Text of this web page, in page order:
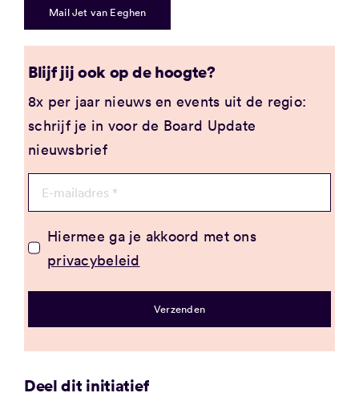
Mail Jet van Eeghen
Blijf jij ook op de hoogte?
8x per jaar nieuws en events uit de regio:
schrijf je in voor de Board Update
nieuwsbrief
Hiermee ga je akkoord met ons
privacybeleid
Verzenden
Deel dit initiatief